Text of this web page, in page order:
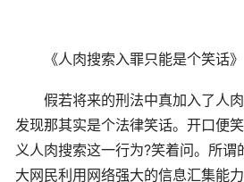
《人肉搜索入罪只能是个笑话》
假若将来的刑法中真加入了人肉
发现那其实是个法律笑话。开口便
义人肉搜索这一行为?笑着问。所谓
大网民利用网络强大的信息汇集能